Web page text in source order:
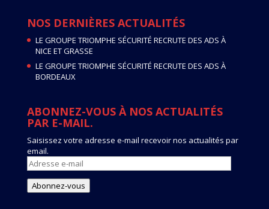
NOS DERNIÈRES ACTUALITÉS
LE GROUPE TRIOMPHE SÉCURITÉ RECRUTE DES ADS À
NICE ET GRASSE
LE GROUPE TRIOMPHE SÉCURITÉ RECRUTE DES ADS À
BORDEAUX
ABONNEZ-VOUS À NOS ACTUALITÉS
PAR E-MAIL.
Saisissez votre adresse e-mail recevoir nos actualités par
email.
Adresse
e-
mail
Abonnez-vous